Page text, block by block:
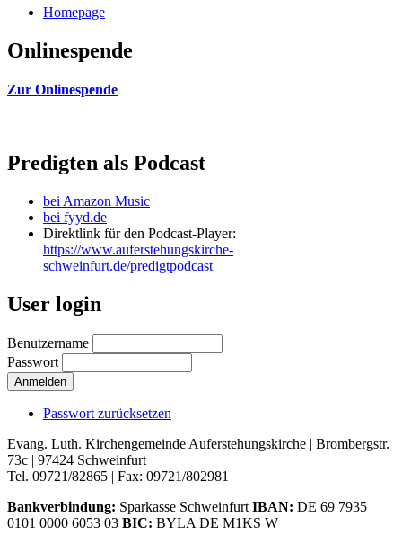
Homepage
Onlinespende
Zur Onlinespende
Predigten als Podcast
bei Amazon Music
bei fyyd.de
Direktlink für den Podcast-Player:
https://www.auferstehungskirche-
schweinfurt.de/predigtpodcast
User login
Benutzername
Passwort
Passwort zurücksetzen
Evang. Luth. Kirchengemeinde Auferstehungskirche | Brombergstr.
73c | 97424 Schweinfurt
Tel. 09721/82865 | Fax: 09721/802981
Bankverbindung: Sparkasse Schweinfurt IBAN: DE 69 7935
0101 0000 6053 03 BIC: BYLA DE M1KS W